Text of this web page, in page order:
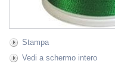
Stampa
Vedi a schermo intero